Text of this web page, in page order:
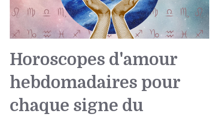
Horoscopes d'amour
hebdomadaires pour
chaque signe du